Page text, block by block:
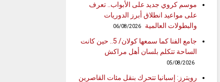
موسم كروي جديد على الأبواب.. تعرف
على مواعيد انطلاق أبرز الدوريات
والبطولات العالمية
06/08/2026
جامع الفنا كما سمعها كولان/ 5.. حين كانت
الساحة تتكلم بلسان أهل مراكش
05/08/2026
رويترز: إسبانيا تتحرك بنقل مئات القاصرين